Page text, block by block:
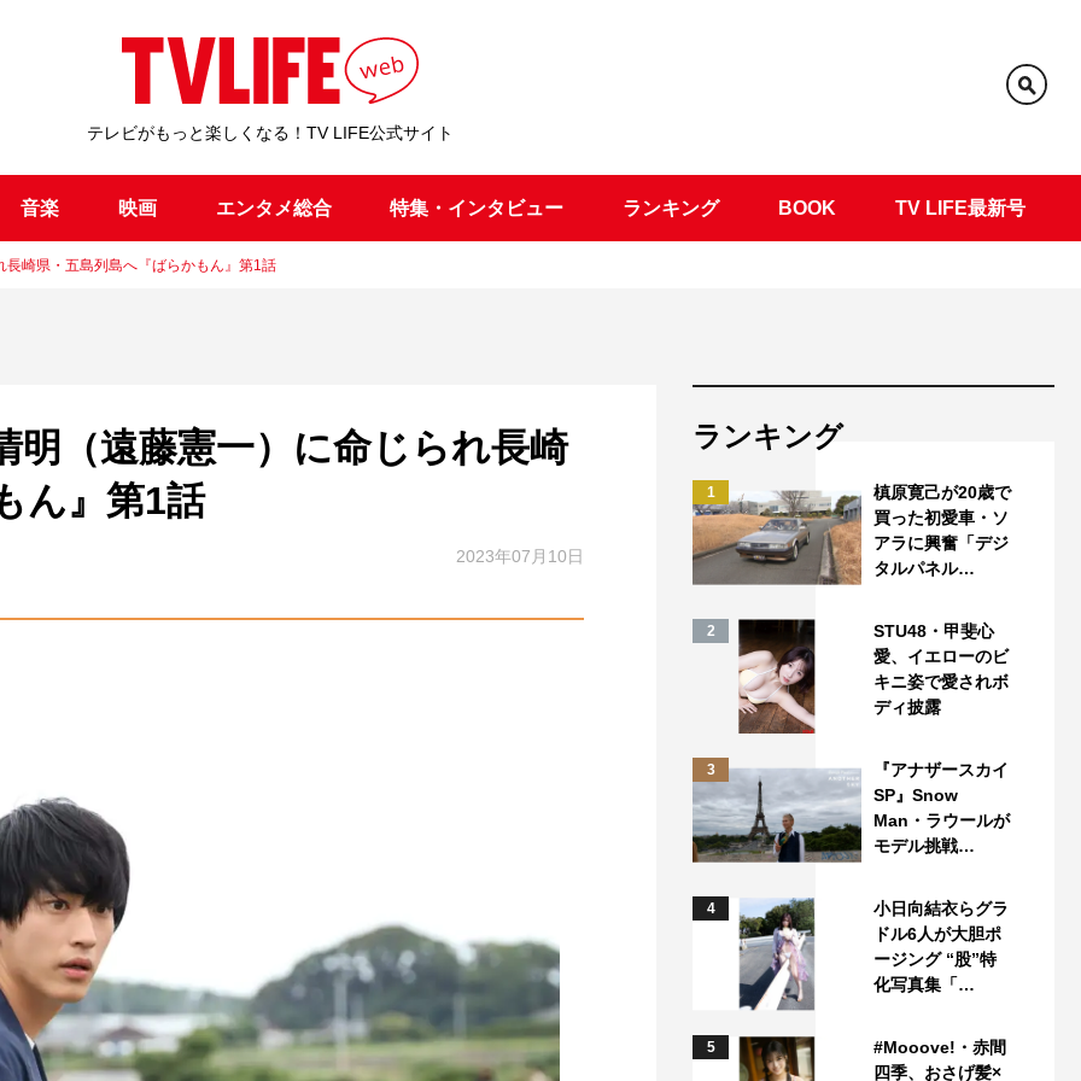
テレビがもっと楽しくなる！TV LIFE公式サイト
音楽 映画 エンタメ総合 特集・インタビュー ランキング BOOK TV LIFE最新号
崎県・五島列島へ『ばらかもん』第1話
明（遠藤憲一）に命じられ長崎
ん』第1話
2023年07月10日
ランキング
1
槙原寛己が20歳で
買った初愛車・ソ
アラに興奮「デジ
タルパネル…
2
STU48・甲斐心
愛、イエローのビ
キニ姿で愛されボ
ディ披露
3
『アナザースカイ
SP』Snow
Man・ラウールが
モデル挑戦…
4
小日向結衣らグラ
ドル6人が大胆ポ
ージング “股”特
化写真集「…
5
#Mooove!・赤間
四季、おさげ髪×